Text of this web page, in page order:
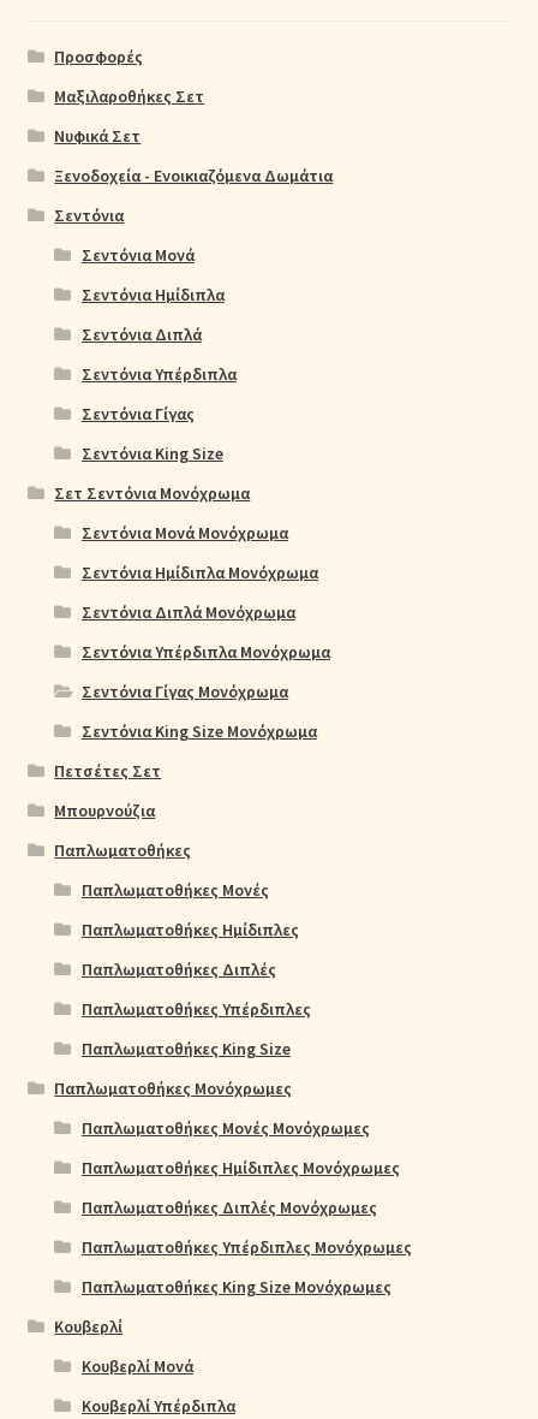
Προσφορές
Μαξιλαροθήκες Σετ
Νυφικά Σετ
Ξενοδοχεία - Ενοικιαζόμενα Δωμάτια
Σεντόνια
Σεντόνια Μονά
Σεντόνια Ημίδιπλα
Σεντόνια Διπλά
Σεντόνια Υπέρδιπλα
Σεντόνια Γίγας
Σεντόνια King Size
Σετ Σεντόνια Μονόχρωμα
Σεντόνια Μονά Μονόχρωμα
Σεντόνια Ημίδιπλα Μονόχρωμα
Σεντόνια Διπλά Μονόχρωμα
Σεντόνια Υπέρδιπλα Μονόχρωμα
Σεντόνια Γίγας Μονόχρωμα
Σεντόνια King Size Μονόχρωμα
Πετσέτες Σετ
Μπουρνούζια
Παπλωματοθήκες
Παπλωματοθήκες Μονές
Παπλωματοθήκες Ημίδιπλες
Παπλωματοθήκες Διπλές
Παπλωματοθήκες Υπέρδιπλες
Παπλωματοθήκες King Size
Παπλωματοθήκες Μονόχρωμες
Παπλωματοθήκες Μονές Μονόχρωμες
Παπλωματοθήκες Ημίδιπλες Μονόχρωμες
Παπλωματοθήκες Διπλές Μονόχρωμες
Παπλωματοθήκες Υπέρδιπλες Μονόχρωμες
Παπλωματοθήκες King Size Μονόχρωμες
Κουβερλί
Κουβερλί Μονά
Κουβερλί Υπέρδιπλα